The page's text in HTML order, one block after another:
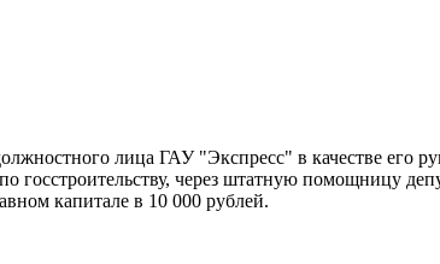
лица ГАУ "Экспресс" в качестве его
госстроительству, через штатную помощницу
капитале в 10 000 рублей.